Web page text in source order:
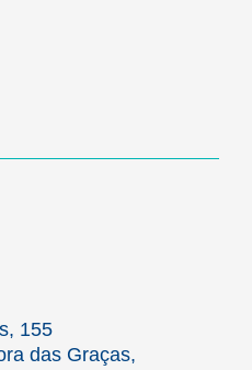
155
das Graças,